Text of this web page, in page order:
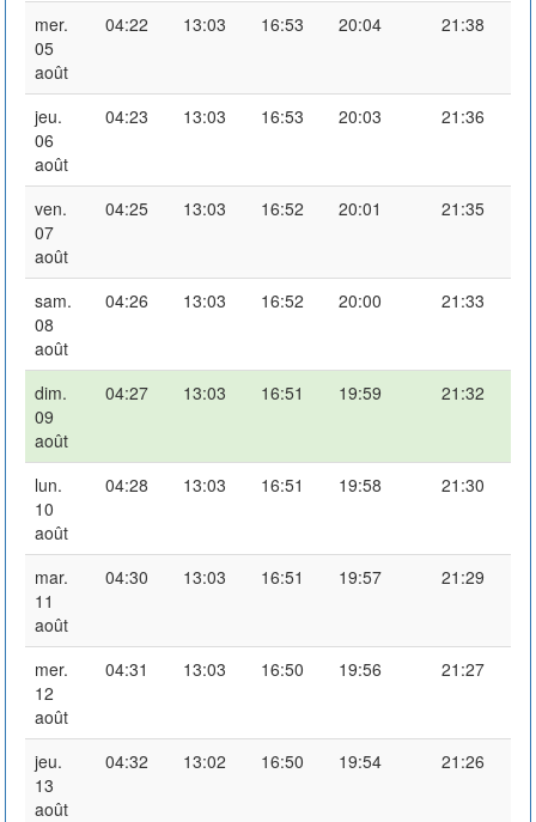
mer.
05
août
04:22 13:03 16:53 20:04 21:38
jeu.
06
août
04:23 13:03 16:53 20:03 21:36
ven.
07
août
04:25 13:03 16:52 20:01 21:35
sam.
08
août
04:26 13:03 16:52 20:00 21:33
dim.
09
août
04:27 13:03 16:51 19:59 21:32
lun.
10
août
04:28 13:03 16:51 19:58 21:30
mar.
11
août
04:30 13:03 16:51 19:57 21:29
mer.
12
août
04:31 13:03 16:50 19:56 21:27
jeu.
13
août
04:32 13:02 16:50 19:54 21:26